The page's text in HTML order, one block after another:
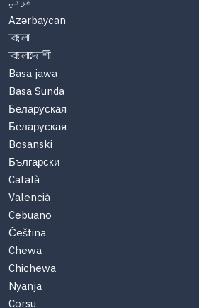
Azərbaycan
বাংলা
বাংলাদেশী
Basa jawa
Basa Sunda
Беларуская
Беларуская
Bosanski
Български
Català
Valencià
Cebuano
Čeština
Chewa
Chichewa
Nyanja
Corsu